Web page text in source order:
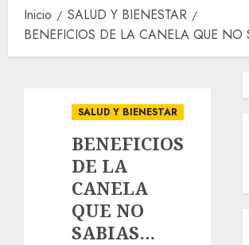
Inicio
SALUD Y BIENESTAR
BENEFICIOS DE LA CANELA QUE NO
SALUD Y BIENESTAR
BENEFICIOS
DE LA
CANELA
QUE NO
SABIAS…